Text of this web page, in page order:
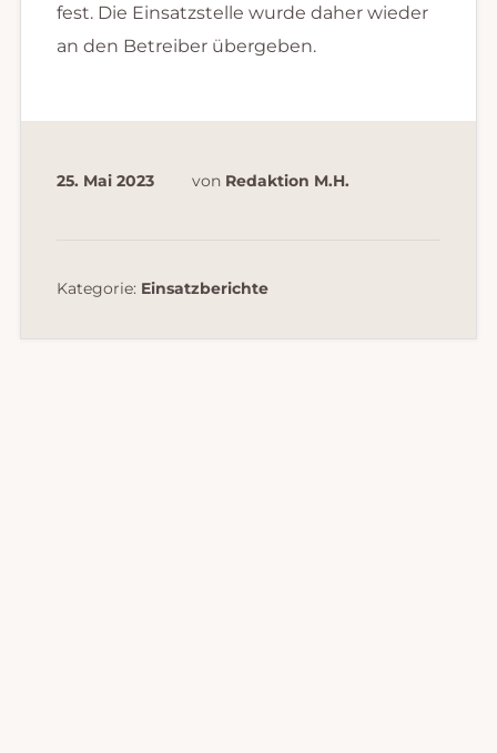
fest. Die Einsatzstelle wurde daher wieder
an den Betreiber übergeben.
25. Mai 2023 von Redaktion M.H.
Kategorie: Einsatzberichte